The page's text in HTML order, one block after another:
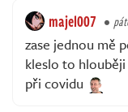
majel007
zase jednou mě
kleslo to
při covidu